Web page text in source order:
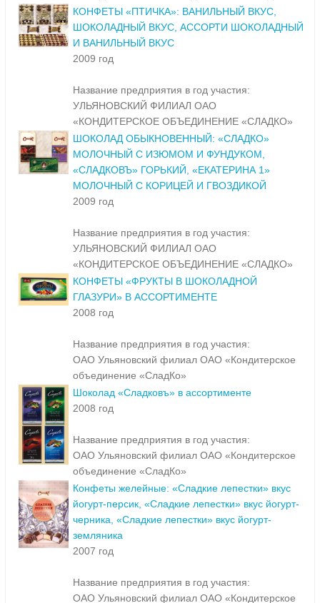
КОНФЕТЫ «ПТИЧКА»: ВАНИЛЬНЫЙ ВКУС,
ШОКОЛАДНЫЙ ВКУС, АССОРТИ ШОКОЛАДНЫЙ
И ВАНИЛЬНЫЙ ВКУС
2009 год
Название предприятия в год участия:
УЛЬЯНОВСКИЙ ФИЛИАЛ ОАО
«КОНДИТЕРСКОЕ ОБЪЕДИНЕНИЕ «СЛАДКО»
ШОКОЛАД ОБЫКНОВЕННЫЙ: «СЛАДКО»
МОЛОЧНЫЙ С ИЗЮМОМ И ФУНДУКОМ,
«СЛАДКОВЪ» ГОРЬКИЙ, «ЕКАТЕРИНА 1»
МОЛОЧНЫЙ С КОРИЦЕЙ И ГВОЗДИКОЙ
2009 год
Название предприятия в год участия:
УЛЬЯНОВСКИЙ ФИЛИАЛ ОАО
«КОНДИТЕРСКОЕ ОБЪЕДИНЕНИЕ «СЛАДКО»
КОНФЕТЫ «ФРУКТЫ В ШОКОЛАДНОЙ
ГЛАЗУРИ» В АССОРТИМЕНТЕ
2008 год
Название предприятия в год участия:
ОАО Ульяновский филиал ОАО «Кондитерское
объединение «СладКо»
Шоколад «Сладковъ» в ассортименте
2008 год
Название предприятия в год участия:
ОАО Ульяновский филиал ОАО «Кондитерское
объединение «СладКо»
Конфеты желейные: «Сладкие лепестки» вкус
йогурт-персик, «Сладкие лепестки» вкус йогурт-
черника, «Сладкие лепестки» вкус йогурт-
земляника
2007 год
Название предприятия в год участия:
ОАО Ульяновский филиал ОАО «Кондитерское